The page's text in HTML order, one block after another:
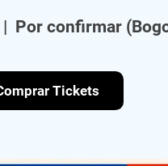
Por confirmar
Tickets